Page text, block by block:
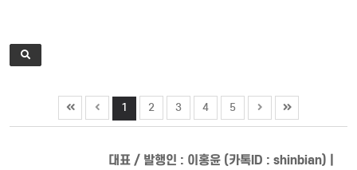
1 2 3 4 5
대표 / 발행인 : 이홍윤 (카톡ID : shinbian) |